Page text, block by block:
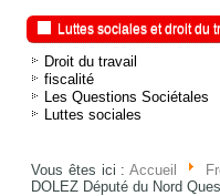
Luttes sociales et droit du
Droit du travail
fiscalité
Les Questions Sociétales
Luttes sociales
Vous êtes ici : Accueil
DOLEZ Député du Nord